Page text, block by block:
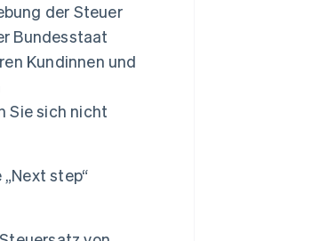
der Steuer
Bundesstaat
Kundinnen und
Sie sich nicht
step“